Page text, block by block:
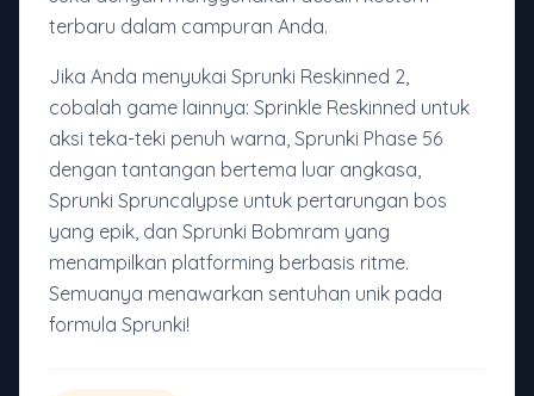
terbaru dalam campuran Anda.
Jika Anda menyukai Sprunki Reskinned 2,
cobalah game lainnya: Sprinkle Reskinned untuk
aksi teka-teki penuh warna, Sprunki Phase 56
dengan tantangan bertema luar angkasa,
Sprunki Spruncalypse untuk pertarungan bos
yang epik, dan Sprunki Bobmram yang
menampilkan platforming berbasis ritme.
Semuanya menawarkan sentuhan unik pada
formula Sprunki!